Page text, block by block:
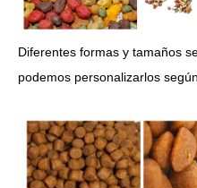
Diferentes formas y tamaños
podemos personalizarlos